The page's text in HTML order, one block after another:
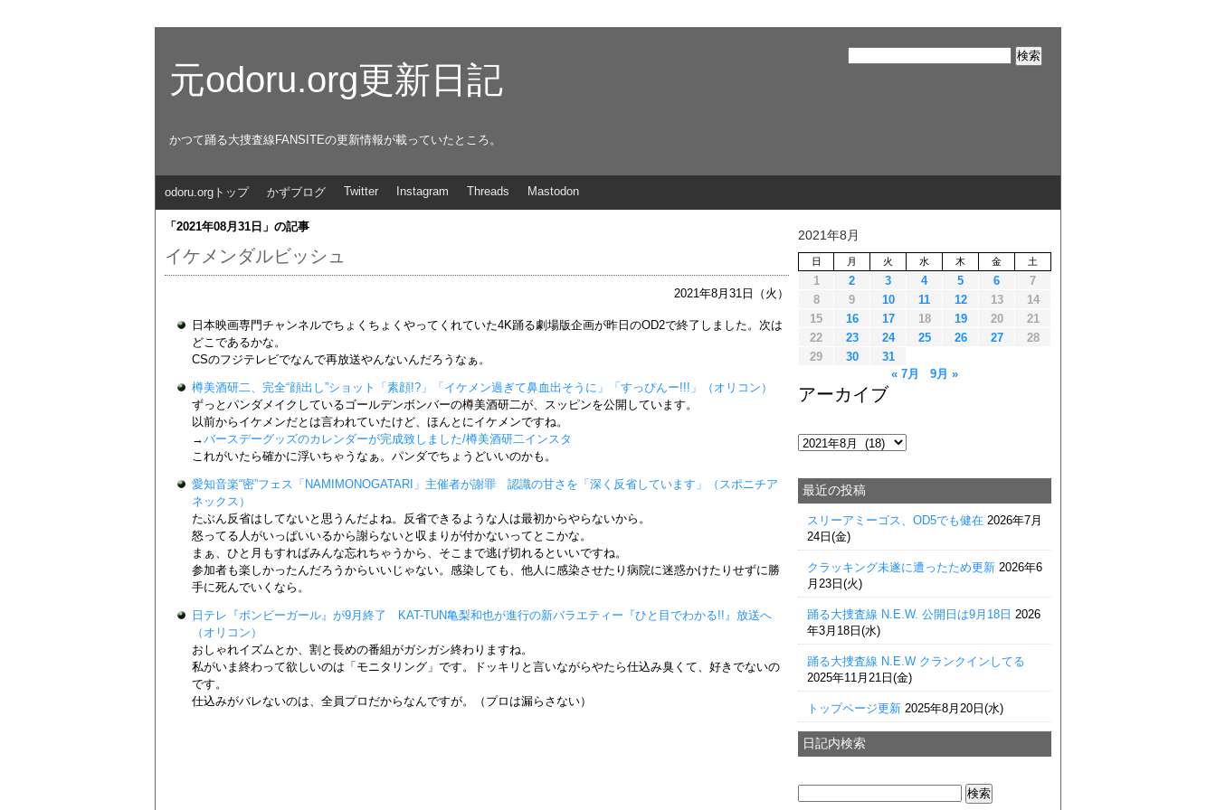
元odoru.org更新日記
かつて踊る大捜査線FANSITEの更新情報が載っていたところ。
odoru.orgトップ かずブログ Twitter Instagram Threads Mastodon
「2021年08月31日」の記事
イケメンダルビッシュ
2021年8月31日（火）
日本映画専門チャンネルでちょくちょくやってくれていた4K踊る劇場版企画が昨日のOD2で終了しました。次は
どこであるかな。
CSのフジテレビでなんで再放送やんないんだろうなぁ。
樽美酒研二、完全“顔出し”ショット「素顔!?」「イケメン過ぎて鼻血出そうに」「すっぴんー!!!」（オリコン）
ずっとパンダメイクしているゴールデンボンバーの樽美酒研二が、スッピンを公開しています。
以前からイケメンだとは言われていたけど、ほんとにイケメンですね。
→バースデーグッズのカレンダーが完成致しました/樽美酒研二インスタ
これがいたら確かに浮いちゃうなぁ。パンダでちょうどいいのかも。
愛知音楽“密”フェス「NAMIMONOGATARI」主催者が謝罪 認識の甘さを「深く反省しています」（スポニチア
ネックス）
たぶん反省はしてないと思うんだよね。反省できるような人は最初からやらないから。
怒ってる人がいっぱいいるから謝らないと収まりが付かないってとこかな。
まぁ、ひと月もすればみんな忘れちゃうから、そこまで逃げ切れるといいですね。
参加者も楽しかったんだろうからいいじゃない。感染しても、他人に感染させたり病院に迷惑かけたりせずに勝
手に死んでいくなら。
日テレ『ボンビーガール』が9月終了 KAT-TUN亀梨和也が進行の新バラエティー『ひと目でわかる!!』放送へ
（オリコン）
おしゃれイズムとか、割と長めの番組がガシガシ終わりますね。
私がいま終わって欲しいのは「モニタリング」です。ドッキリと言いながらやたら仕込み臭くて、好きでないの
です。
仕込みがバレないのは、全員プロだからなんですが。（プロは漏らさない）
2021年8月
日 月 火 水 木 金 土
1 2 3 4 5 6
7
8
9 10 11 12 13
14
15
16 17 18 19 20
21
22
23 24 25 26 27
28
29
30
31
« 7月
9月 »
アーカイブ
最近の投稿
スリーアミーゴス、OD5でも健在 2026年7月
24日(金)
クラッキング未遂に遭ったため更新 2026年6
月23日(火)
踊る大捜査線 N.E.W. 公開日は9月18日 2026
年3月18日(水)
踊る大捜査線 N.E.W クランクインしてる
2025年11月21日(金)
トップページ更新 2025年8月20日(水)
日記内検索